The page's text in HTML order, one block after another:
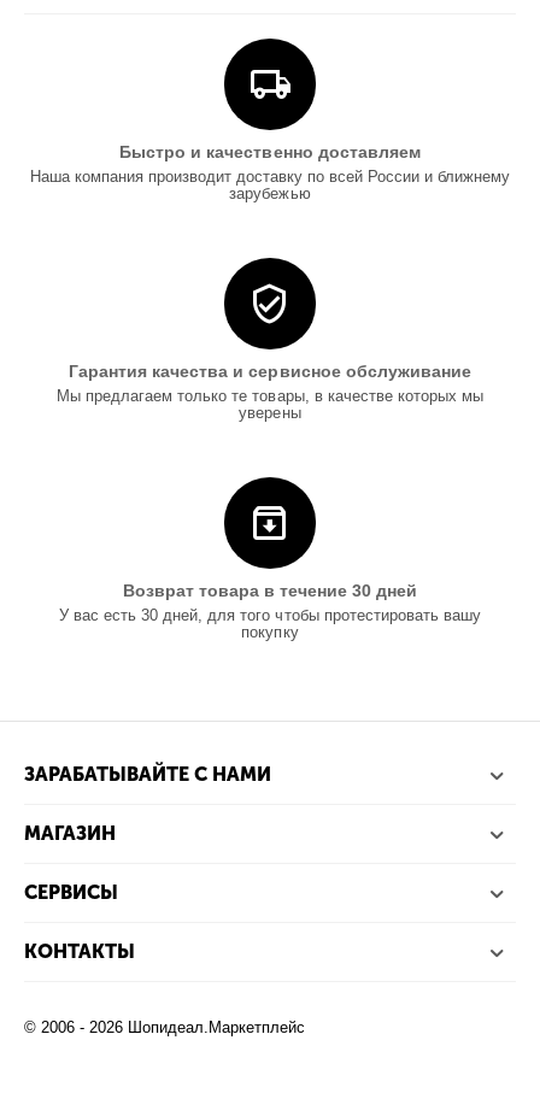
Быстро и качественно доставляем
Наша компания производит доставку по всей России и ближнему
зарубежью
Гарантия качества и сервисное обслуживание
Мы предлагаем только те товары, в качестве которых мы
уверены
Возврат товара в течение 30 дней
У вас есть 30 дней, для того чтобы протестировать вашу
покупку
ЗАРАБАТЫВАЙТЕ С НАМИ
МАГАЗИН
СЕРВИСЫ
КОНТАКТЫ
© 2006 - 2026 Шопидеал.Маркетплейс